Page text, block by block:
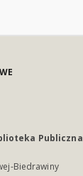
Publiczna
Biedrawiny